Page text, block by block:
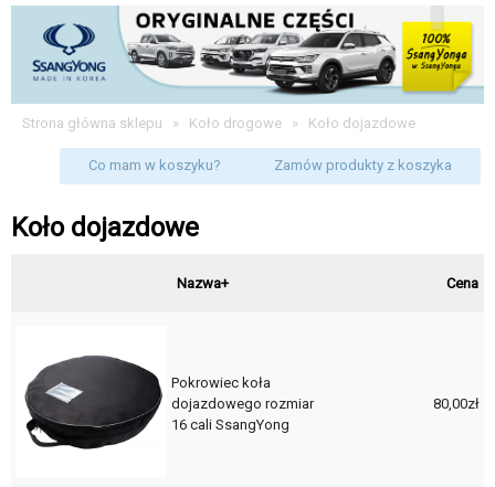
Strona główna sklepu » Koło drogowe » Koło dojazdowe
Co mam w koszyku? Zamów produkty z koszyka
Koło dojazdowe
Nazwa+ Cena
Pokrowiec koła
dojazdowego rozmiar
16 cali SsangYong
80,00zł